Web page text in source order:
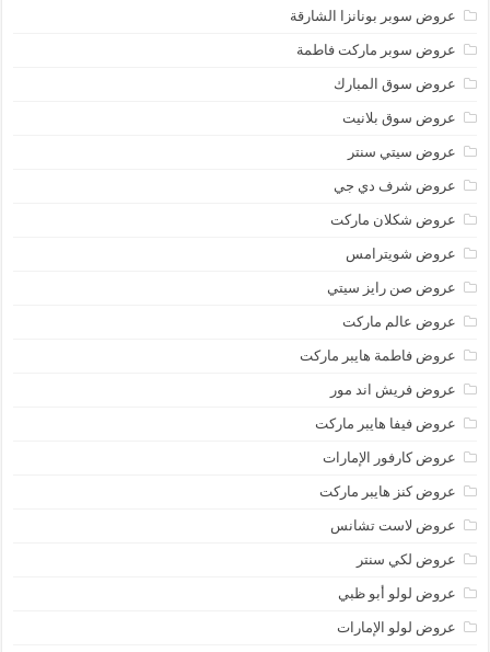
عروض سوبر بونانزا الشارقة
عروض سوبر ماركت فاطمة
عروض سوق المبارك
عروض سوق بلانيت
عروض سيتي سنتر
عروض شرف دي جي
عروض شكلان ماركت
عروض شويترامس
عروض صن رايز سيتي
عروض عالم ماركت
عروض فاطمة هايبر ماركت
عروض فريش اند مور
عروض فيفا هايبر ماركت
عروض كارفور الإمارات
عروض كنز هايبر ماركت
عروض لاست تشانس
عروض لكي سنتر
عروض لولو أبو ظبي
عروض لولو الإمارات